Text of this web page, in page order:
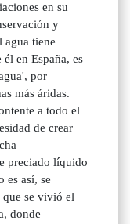
en su
y
agua tiene
en España, es
por
más áridas.
a todo el
de crear
preciado líquido
es así, se
que se vivió el
donde